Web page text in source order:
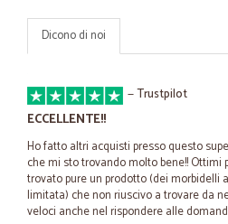
Dicono di noi
—Trustpilot
ECCELLENTE!!
Ho fatto altri acquisti presso questo
che mi sto trovando molto bene!!
trovato pure un prodotto (dei morbidelli
limitata) che non riuscivo a trovare da
veloci anche nel rispondere alle